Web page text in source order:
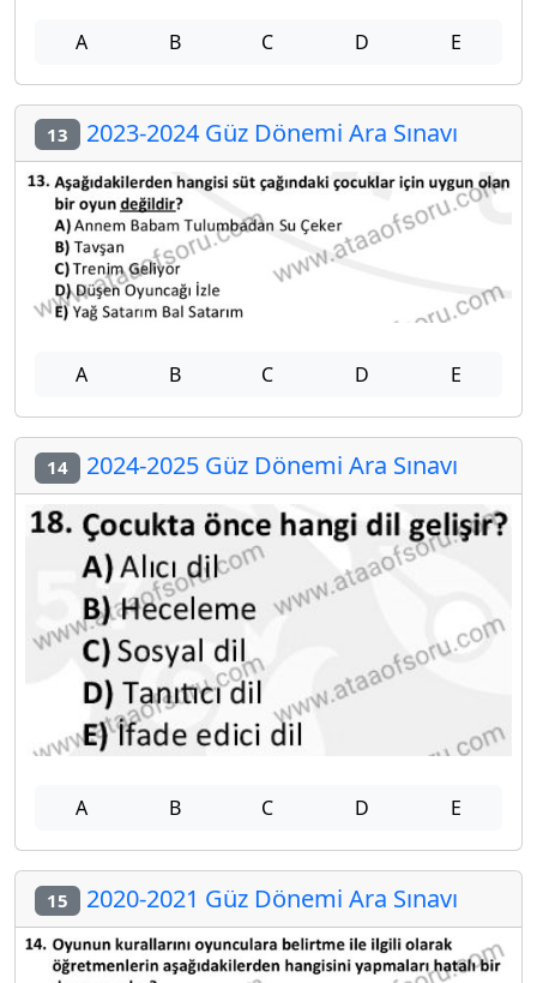
A B C D E
13 2023-2024 Güz Dönemi Ara Sınavı
A B C D E
14 2024-2025 Güz Dönemi Ara Sınavı
A B C D E
15 2020-2021 Güz Dönemi Ara Sınavı